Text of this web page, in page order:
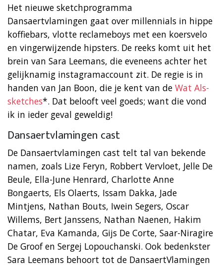
Het nieuwe sketchprogramma
Dansaertvlamingen gaat over millennials in hippe
koffiebars, vlotte reclameboys met een koersvelo
en vingerwijzende hipsters. De reeks komt uit het
brein van Sara Leemans, die eveneens achter het
gelijknamig instagramaccount zit. De regie is in
handen van Jan Boon, die je kent van de Wat Als-
sketches*. Dat belooft veel goeds; want die vond
ik in ieder geval geweldig!
Dansaertvlamingen cast
De Dansaertvlamingen cast telt tal van bekende
namen, zoals Lize Feryn, Robbert Vervloet, Jelle De
Beule, Ella-June Henrard, Charlotte Anne
Bongaerts, Els Olaerts, Issam Dakka, Jade
Mintjens, Nathan Bouts, Iwein Segers, Oscar
Willems, Bert Janssens, Nathan Naenen, Hakim
Chatar, Eva Kamanda, Gijs De Corte, Saar-Niragire
De Groof en Sergej Lopouchanski. Ook bedenkster
Sara Leemans behoort tot de DansaertVlamingen